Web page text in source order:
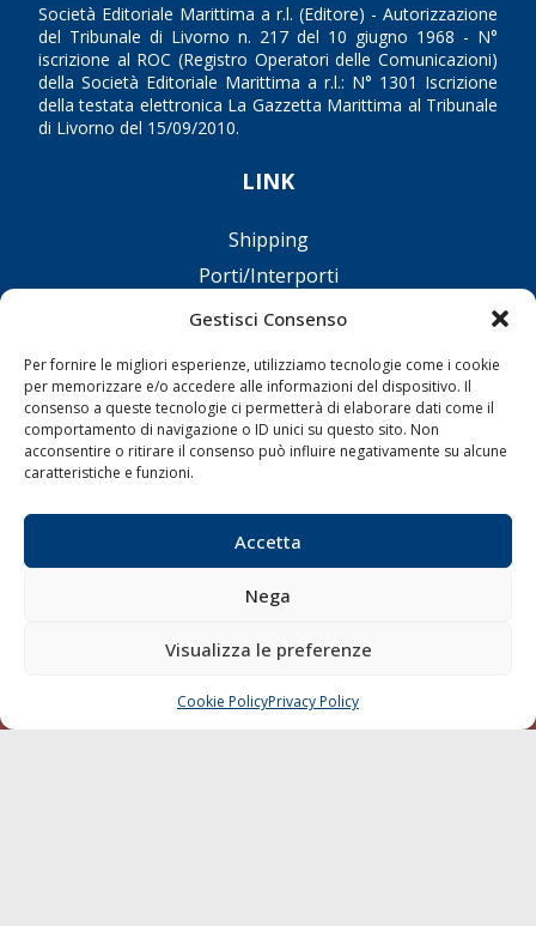
Gestisci Consenso
Per fornire le migliori esperienze, utilizziamo tecnologie come i cookie
per memorizzare e/o accedere alle informazioni del dispositivo. Il
consenso a queste tecnologie ci permetterà di elaborare dati come il
comportamento di navigazione o ID unici su questo sito. Non
acconsentire o ritirare il consenso può influire negativamente su alcune
caratteristiche e funzioni.
Accetta
Nega
Visualizza le preferenze
Cookie PolicyPrivacy Policy
Società Editoriale Marittima a r.l. (Editore) - Autorizzazione
del Tribunale di Livorno n. 217 del 10 giugno 1968 - N°
iscrizione al ROC (Registro Operatori delle Comunicazioni)
della Società Editoriale Marittima a r.l.: N° 1301 Iscrizione
della testata elettronica La Gazzetta Marittima al Tribunale
di Livorno del 15/09/2010.
LINK
Shipping
Porti/Interporti
Trasporti
Sostenibilità
Compagnie di Navigazione
Blue economy
Contatti
CHIAMA SCRIVI